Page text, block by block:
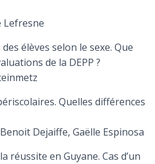
Lefresne
élèves selon le sexe. Que
de la DEPP ?
Quelles différences
Dejaiffe, Gaëlle Espinosa
réussite en Guyane. Cas d’un